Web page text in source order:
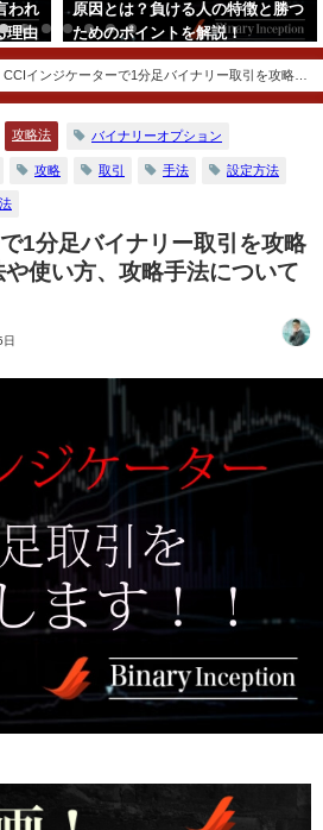
勝つ
ローオーストラリアで使える攻略
法なのか？
CCIインジケーターで1分足バイナリー取引を攻略で
法について解説！
攻略法 バイナリーオプション
攻略 取引 手法 設定方法
1分足バイナリー取引を攻略
使い方、攻略手法について